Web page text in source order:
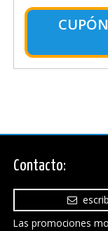
Contacto:
Las promociones